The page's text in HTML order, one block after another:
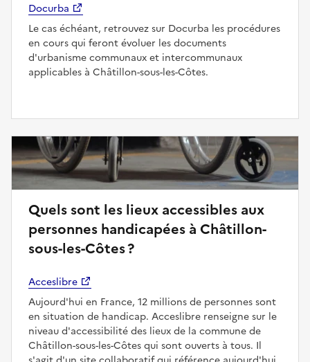
Docurba
Le cas échéant, retrouvez sur Docurba les procédures
en cours qui feront évoluer les documents
d'urbanisme communaux et intercommunaux
applicables à Châtillon-sous-les-Côtes.
Quels sont les lieux accessibles aux
personnes handicapées à Châtillon-
sous-les-Côtes ?
Acceslibre
Aujourd'hui en France, 12 millions de personnes sont
en situation de handicap. Acceslibre renseigne sur le
niveau d'accessibilité des lieux de la commune de
Châtillon-sous-les-Côtes qui sont ouverts à tous. Il